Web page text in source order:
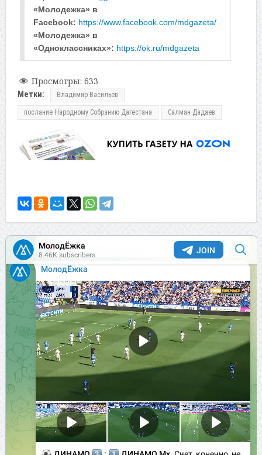
«Молодежка» в
Facebook: https://www.facebook.com/mdgazeta/
«Молодежка» в
«Одноклассниках»: https://ok.ru/mdgazeta
Просмотры: 633
Метки: Владимир Васильев
послание Народному Собранию Дагестана Салман Дадаев